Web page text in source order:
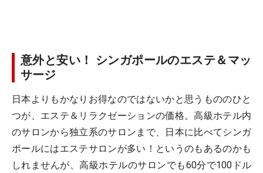
意外と安い！ シンガポールのエステ＆マッ
サージ
日本よりもかなりお得なのではないかと思うもののひと
つが、エステ＆リラクゼーションの価格。高級ホテル内
のサロンから独立系のサロンまで、日本に比べてシンガ
ポールにはエステサロンが多い！というのもあるのかも
しれませんが、高級ホテルのサロンでも60分で100ドル